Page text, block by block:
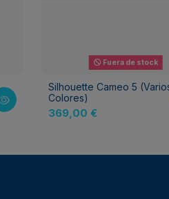
Fuera de stock
Silhouette Cameo 5
Colores)
369,00 €